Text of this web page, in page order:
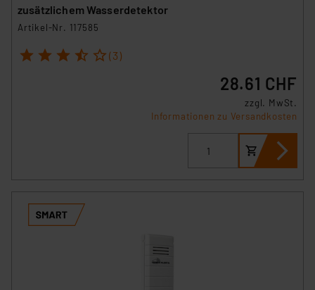
zusätzlichem Wasserdetektor
Artikel-Nr. 117585
1 2 3 4 5 (3)
28.61 CHF
zzgl. MwSt.
Informationen zu Versandkosten